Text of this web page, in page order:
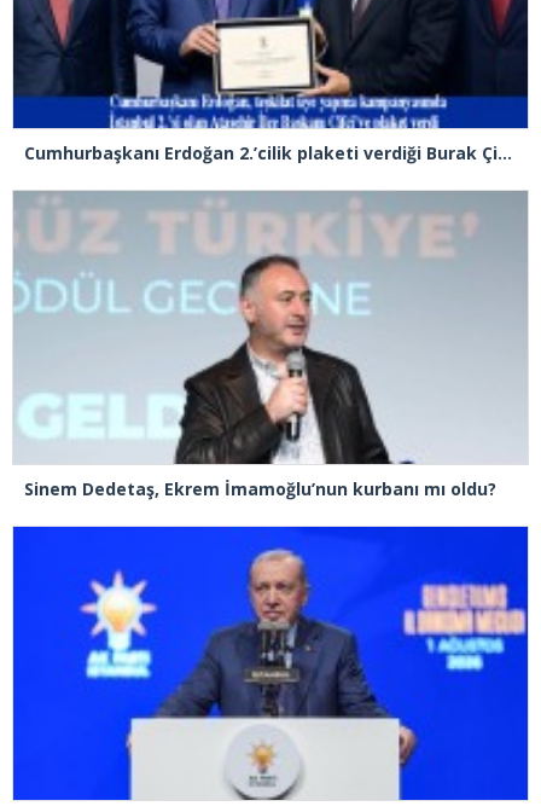
Cumhurbaşkanı Erdoğan 2.’cilik plaketi verdiği Burak Çifci’den Ataşehir seçimlerini kazanma sözünü aldı
Sinem Dedetaş, Ekrem İmamoğlu’nun kurbanı mı oldu?